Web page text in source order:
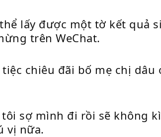
lấy được một tờ kết quả
trên WeChat.
chiêu đãi bố mẹ chị dâu
sợ mình đi rồi sẽ không
vị nữa.